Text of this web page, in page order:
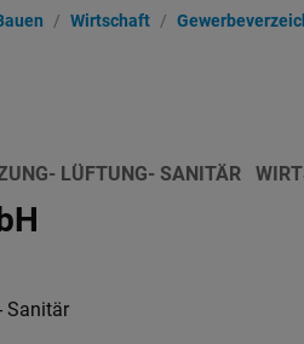
Wirtschaft
LÜFTUNG- SANITÄR
Sanitär